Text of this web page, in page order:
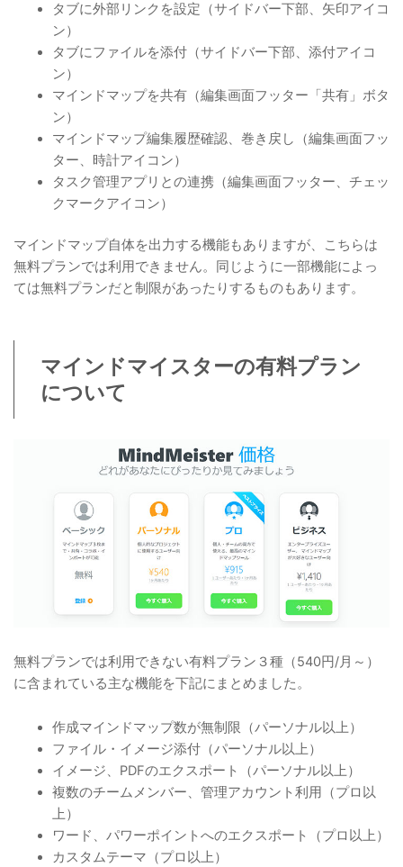
タブに外部リンクを設定（サイドバー下部、矢印アイコ
ン）
タブにファイルを添付（サイドバー下部、添付アイコ
ン）
マインドマップを共有（編集画面フッター「共有」ボタ
ン）
マインドマップ編集履歴確認、巻き戻し（編集画面フッ
ター、時計アイコン）
タスク管理アプリとの連携（編集画面フッター、チェッ
クマークアイコン）
マインドマップ自体を出力する機能もありますが、こちらは
無料プランでは利用できません。同じように一部機能によっ
ては無料プランだと制限があったりするものもあります。
マインドマイスターの有料プラン
について
無料プランでは利用できない有料プラン３種（540円/月～）
に含まれている主な機能を下記にまとめました。
作成マインドマップ数が無制限（パーソナル以上）
ファイル・イメージ添付（パーソナル以上）
イメージ、PDFのエクスポート（パーソナル以上）
複数のチームメンバー、管理アカウント利用（プロ以
上）
ワード、パワーポイントへのエクスポート（プロ以上）
カスタムテーマ（プロ以上）